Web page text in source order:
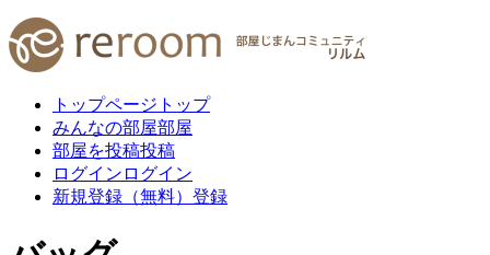
トップページ トップ
みんなの部屋部屋
部屋を投稿投稿
ログイン ログイン
新規登録（無料） 登録